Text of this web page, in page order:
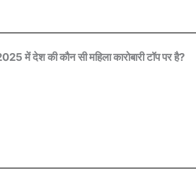
में देश की कौन सी महिला कारोबारी टॉप पर है?